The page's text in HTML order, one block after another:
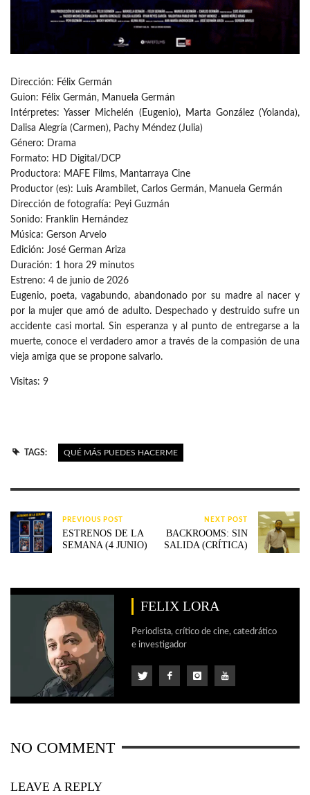
Dirección: Félix Germán
Guion: Félix Germán, Manuela Germán
Intérpretes: Yasser Michelén (Eugenio), Marta González (Yolanda),
Dalisa Alegría (Carmen), Pachy Méndez (Julia)
Género: Drama
Formato: HD Digital/DCP
Productora: MAFE Films, Mantarraya Cine
Productor (es): Luis Arambilet, Carlos Germán, Manuela Germán
Dirección de fotografía: Peyi Guzmán
Sonido: Franklin Hernández
Música: Gerson Arvelo
Edición: José German Ariza
Duración: 1 hora 29 minutos
Estreno: 4 de junio de 2026
Eugenio, poeta, vagabundo, abandonado por su madre al nacer y
por la mujer que amó de adulto. Despechado y destruido sufre un
accidente casi mortal. Sin esperanza y al punto de entregarse a la
muerte, conoce el verdadero amor a través de la compasión de una
vieja amiga que se propone salvarlo.
Visitas: 9
TAGS: QUÉ MÁS PUEDES HACERME
PREVIOUS POST
ESTRENOS DE LA
SEMANA (4 JUNIO)
NEXT POST
BACKROOMS: SIN
SALIDA (CRÍTICA)
FELIX LORA
Periodista, crítico de cine, catedrático
e investigador
NO COMMENT
LEAVE A REPLY